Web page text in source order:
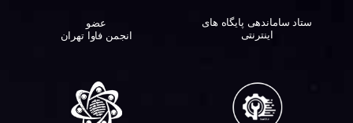
ستاد ساماندهی پایگاه های
اینترنتی
عضو
انجمن فاوا تهران